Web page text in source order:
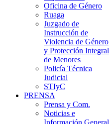
Oficina de Género
Ruaga
Juzgado de
Instrucción de
Violencia de Género
y Protección Integral
de Menores
Policía Técnica
Judicial
STIyC
PRENSA
Prensa y Com.
Noticias e
Información General